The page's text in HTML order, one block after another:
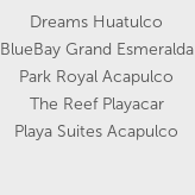
Dreams Huatulco
BlueBay Grand Esmeralda
Park Royal Acapulco
The Reef Playacar
Playa Suites Acapulco